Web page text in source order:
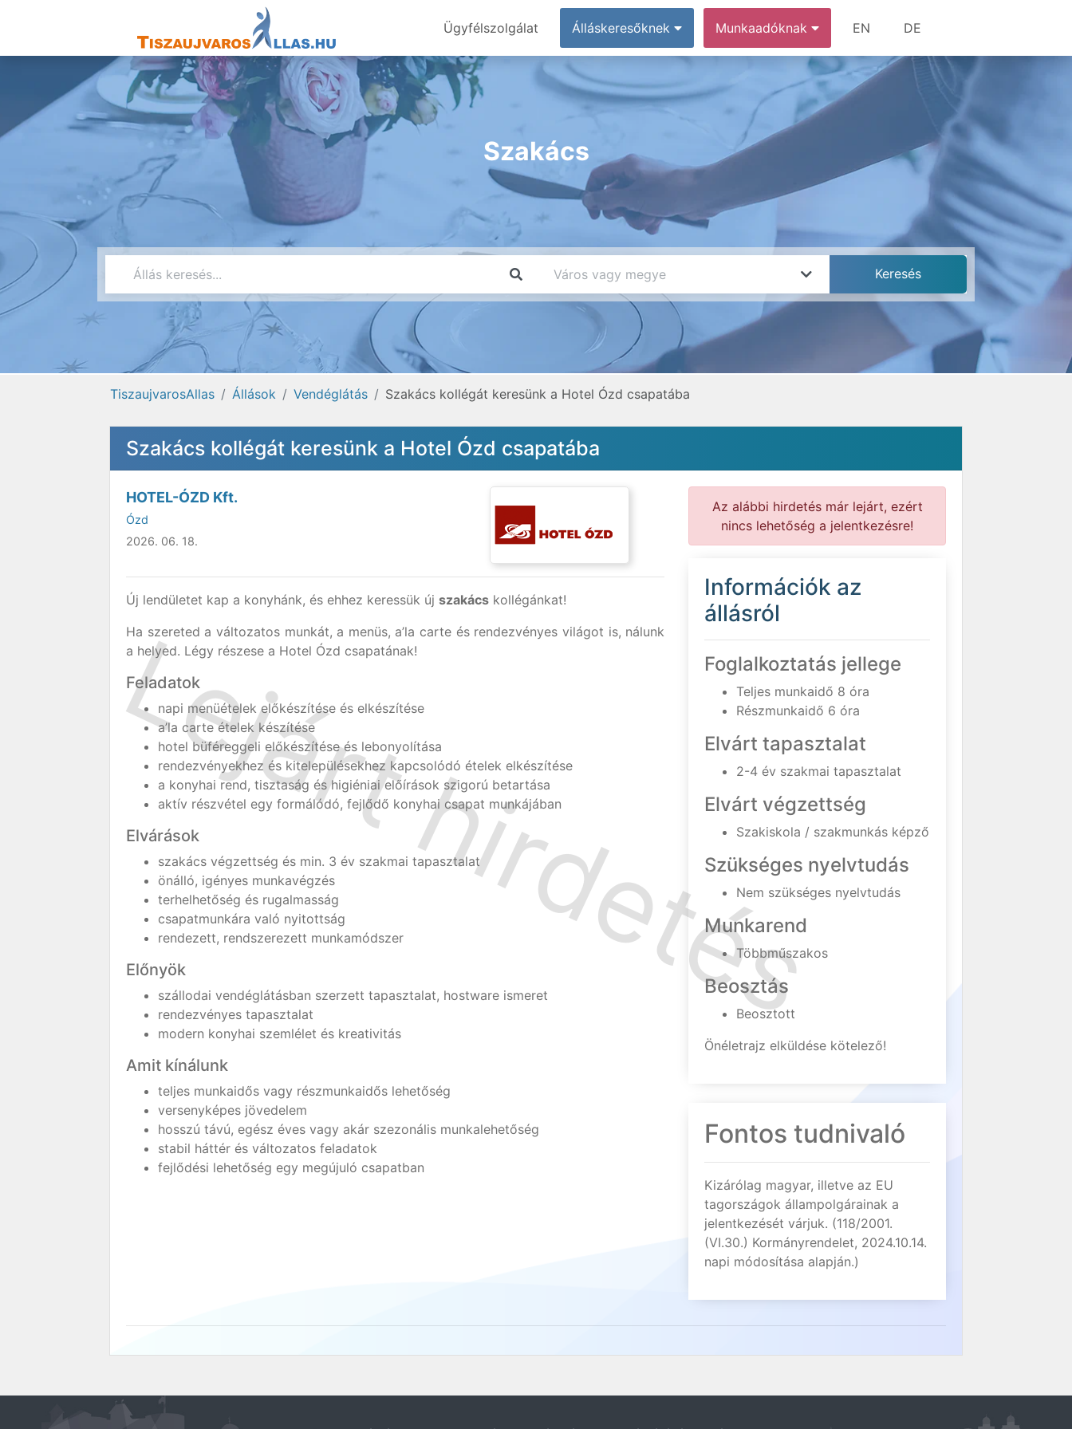
Ügyfélszolgálat Álláskeresőknek Munkaadóknak EN DE
Szakács
TiszaujvarosAllas Állások Vendéglátás Szakács kollégát keresünk a Hotel Ózd csapatába
Szakács kollégát keresünk a Hotel Ózd csapatába
HOTEL-ÓZD Kft.
Ózd
2026. 06. 18.
Új lendületet kap a konyhánk, és ehhez keressük új szakács kollégánkat!
Ha szereted a változatos munkát, a menüs, a’la carte és rendezvényes világot is, nálunk
a helyed. Légy részese a Hotel Ózd csapatának!
Feladatok
napi menüételek előkészítése és elkészítése
a’la carte ételek készítése
hotel büféreggeli előkészítése és lebonyolítása
rendezvényekhez és kitelepülésekhez kapcsolódó ételek elkészítése
a konyhai rend, tisztaság és higiéniai előírások szigorú betartása
aktív részvétel egy formálódó, fejlődő konyhai csapat munkájában
Elvárások
szakács végzettség és min. 3 év szakmai tapasztalat
önálló, igényes munkavégzés
terhelhetőség és rugalmasság
csapatmunkára való nyitottság
rendezett, rendszerezett munkamódszer
Előnyök
szállodai vendéglátásban szerzett tapasztalat, hostware ismeret
rendezvényes tapasztalat
modern konyhai szemlélet és kreativitás
Amit kínálunk
teljes munkaidős vagy részmunkaidős lehetőség
versenyképes jövedelem
hosszú távú, egész éves vagy akár szezonális munkalehetőség
stabil háttér és változatos feladatok
fejlődési lehetőség egy megújuló csapatban
Az alábbi hirdetés már lejárt, ezért
nincs lehetőség a jelentkezésre!
Információk az
állásról
Foglalkoztatás jellege
Teljes munkaidő 8 óra
Részmunkaidő 6 óra
Elvárt tapasztalat
2-4 év szakmai tapasztalat
Elvárt végzettség
Szakiskola / szakmunkás képző
Szükséges nyelvtudás
Nem szükséges nyelvtudás
Munkarend
Többműszakos
Beosztás
Beosztott
Önéletrajz elküldése kötelező!
Fontos tudnivaló
Kizárólag magyar, illetve az EU
tagországok állampolgárainak a
jelentkezését várjuk. (118/2001.
(VI.30.) Kormányrendelet, 2024.10.14.
napi módosítása alapján.)